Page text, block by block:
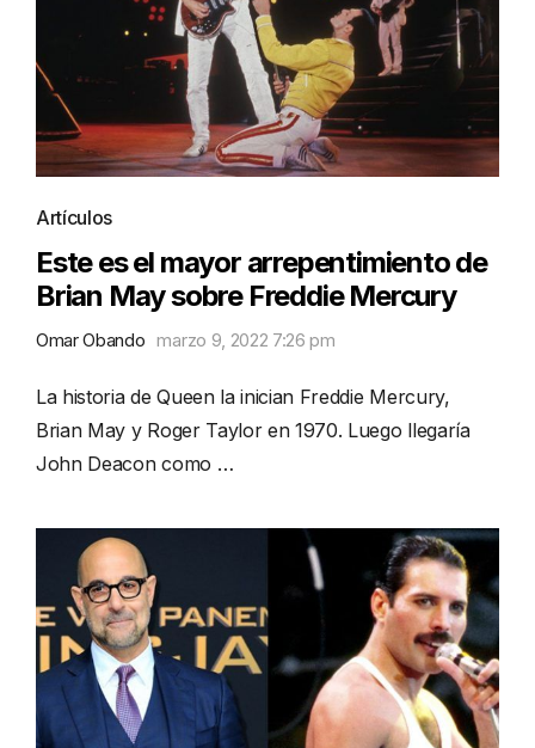
Artículos
Este es el mayor arrepentimiento de
Brian May sobre Freddie Mercury
Omar Obando marzo 9, 2022 7:26 pm
La historia de Queen la inician Freddie Mercury,
Brian May y Roger Taylor en 1970. Luego llegaría
John Deacon como …